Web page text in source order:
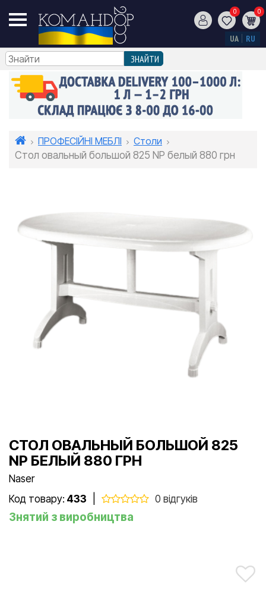
0 0
UA RU
ПРОФЕСІЙНІ МЕБЛІ
Столи
Стол овальный большой 825 NР белый 880 грн
СТОЛ ОВАЛЬНЫЙ БОЛЬШОЙ 825
NР БЕЛЫЙ 880 ГРН
Naser
Код товару: 433 0 відгуків
Знятий з виробництва